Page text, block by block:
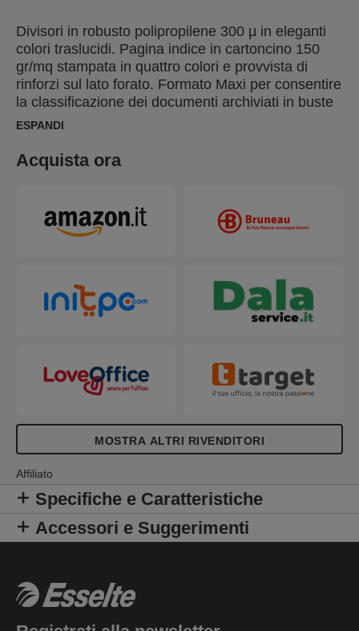
Divisori in robusto polipropilene 300 µ in eleganti
colori traslucidi. Pagina indice in cartoncino 150
gr/mq stampata in quattro colori e provvista di
rinforzi sul lato forato. Formato Maxi per consentire
la classificazione dei documenti archiviati in buste
a perforazione universale.
ESPANDI
Acquista ora
MOSTRA ALTRI RIVENDITORI
Affiliato
Specifiche e Caratteristiche
Accessori e Suggerimenti